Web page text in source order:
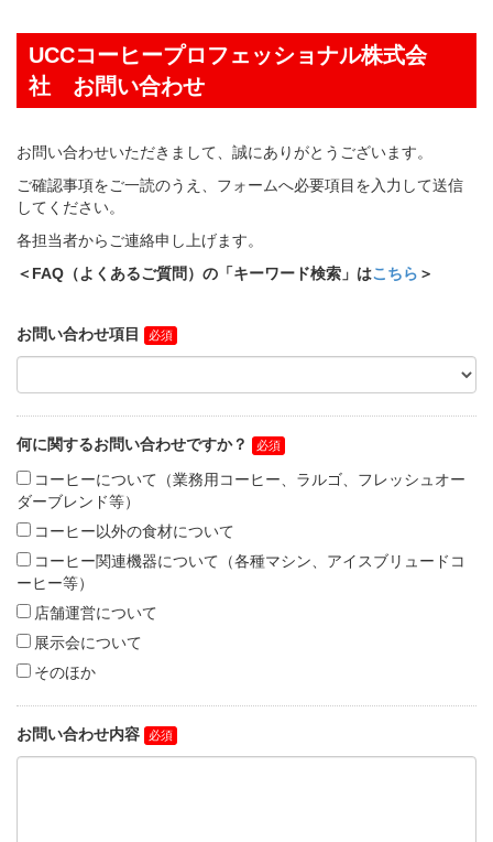
UCCコーヒープロフェッショナル株式会
社 お問い合わせ
お問い合わせいただきまして、誠にありがとうございます。
ご確認事項をご一読のうえ、フォームへ必要項目を入力して送信
してください。
各担当者からご連絡申し上げます。
＜FAQ（よくあるご質問）の「キーワード検索」はこちら ＞
お問い合わせ項目
何に関するお問い合わせですか？
コーヒーについて（業務用コーヒー、ラルゴ、フレッシュオー
ダーブレンド等）
コーヒー以外の食材について
コーヒー関連機器について（各種マシン、アイスブリュードコ
ーヒー等）
店舗運営について
展示会について
そのほか
お問い合わせ内容